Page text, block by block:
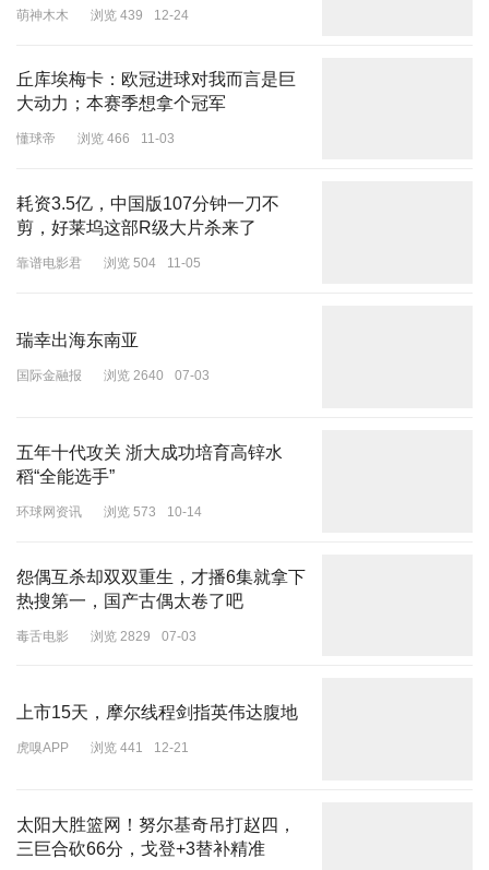
如今香港电影的“顶梁柱”，非刘德华莫属了。
因为情感综艺上的表现，吴京的路人缘明显下滑。
议。
不过，镜头中的他对比刘德华的状态差远了，胖了一大圈不说，还越
长越像赵本山，尤其是戴着个鸭舌帽的造型，看着更像了。
太少了。
女演员
萌神木木 浏览 439 12-24
丘库埃梅卡：欧冠进球对我而言是巨
大动力；本赛季想拿个冠军
懂球帝 浏览 466 11-03
耗资3.5亿，中国版107分钟一刀不
剪，好莱坞这部R级大片杀来了
靠谱电影君 浏览 504 11-05
瑞幸出海东南亚
国际金融报 浏览 2640 07-03
五年十代攻关 浙大成功培育高锌水
稻“全能选手”
环球网资讯 浏览 573 10-14
怨偶互杀却双双重生，才播6集就拿下
热搜第一，国产古偶太卷了吧
毒舌电影 浏览 2829 07-03
上市15天，摩尔线程剑指英伟达腹地
虎嗅APP 浏览 441 12-21
太阳大胜篮网！努尔基奇吊打赵四，
三巨合砍66分，戈登+3替补精准